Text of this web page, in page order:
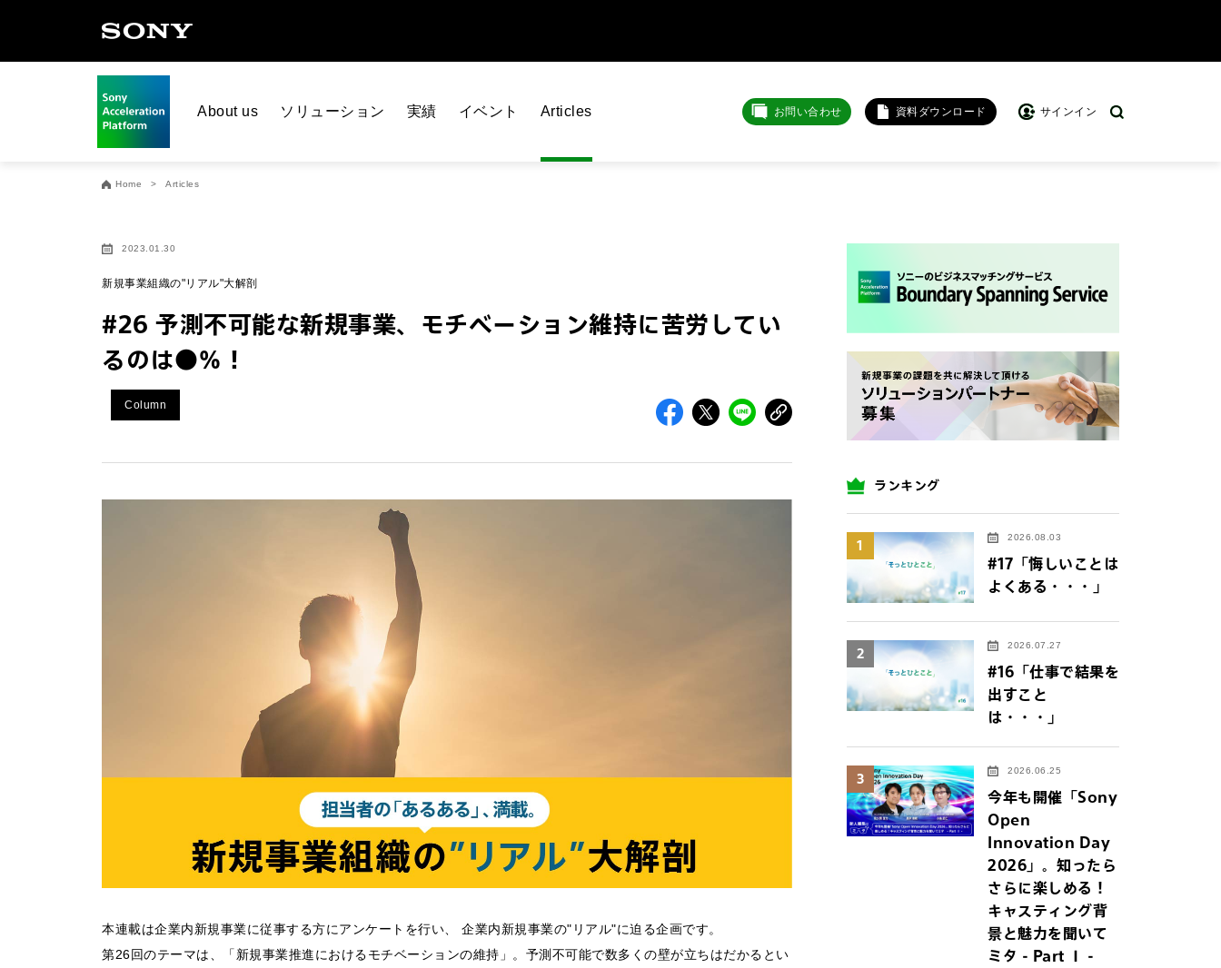
About us ソリューション 実績 イベント Articles お問い合わせ 資料ダウンロード サインイン
Home Articles
2023.01.30
新規事業組織の"リアル"大解剖
#26 予測不可能な新規事業、モチベーション維持に苦労してい
るのは●％！
Column
本連載は企業内新規事業に従事する方にアンケートを行い、 企業内新規事業の"リアル"に迫る企画です。
第26回のテーマは、「新規事業推進におけるモチベーションの維持」。予測不可能で数多くの壁が立ちはだかるとい
ランキング
1 2026.08.03
#17「悔しいことは
よくある・・・」
2 2026.07.27
#16「仕事で結果を
出すこと
は・・・」
3 2026.06.25
今年も開催「Sony
Open
Innovation Day
2026」。知ったら
さらに楽しめる！
キャスティング背
景と魅力を聞いて
ミタ - Part Ⅰ -